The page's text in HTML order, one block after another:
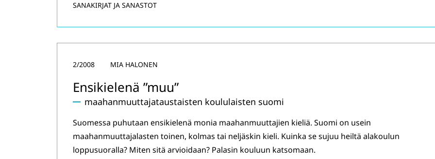
SANAKIRJAT JA SANASTOT
Ensikielenä ”muu”
maahanmuuttajataustaisten koululaisten suomi
2/2008 MIA HALONEN
Suomessa puhutaan ensikielenä monia maahanmuuttajien kieliä. Suomi on usein
maahanmuuttajalasten toinen, kolmas tai neljäskin kieli. Kuinka se sujuu heiltä alakoulun
loppusuoralla? Miten sitä arvioidaan? Palasin kouluun katsomaan.